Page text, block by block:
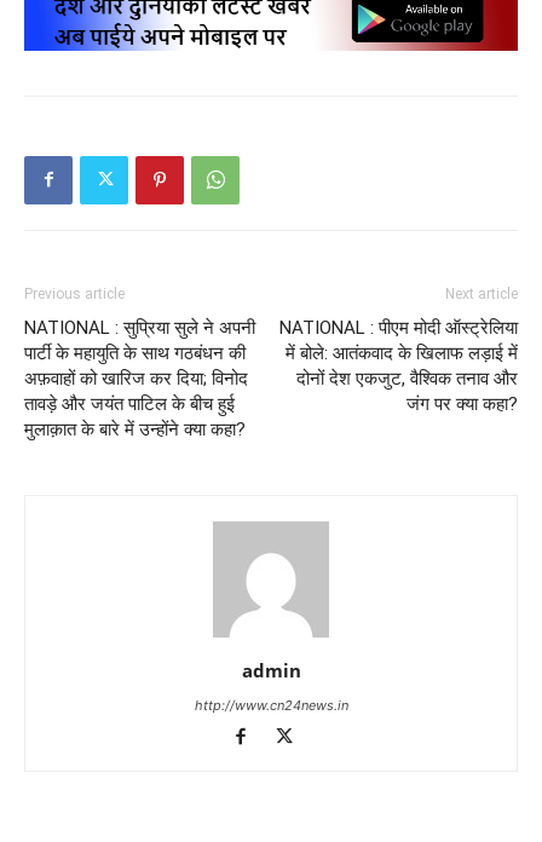
Previous article
NATIONAL : सुप्रिया सुले ने अपनी
पार्टी के महायुति के साथ गठबंधन की
अफ़वाहों को खारिज कर दिया; विनोद
तावड़े और जयंत पाटिल के बीच हुई
मुलाक़ात के बारे में उन्होंने क्या कहा?
Next article
NATIONAL : पीएम मोदी ऑस्ट्रेलिया
में बोले: आतंकवाद के खिलाफ लड़ाई में
दोनों देश एकजुट, वैश्विक तनाव और
जंग पर क्या कहा?
admin
http://www.cn24news.in